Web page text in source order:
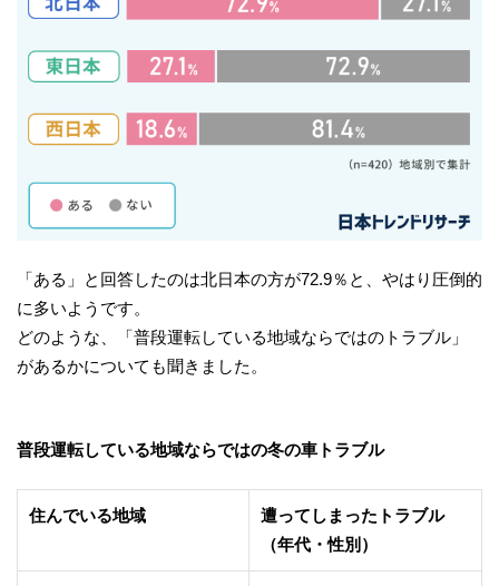
「ある」と回答したのは北日本の方が72.9％と、やはり圧倒的
に多いようです。
どのような、「普段運転している地域ならではのトラブル」
があるかについても聞きました。
普段運転している地域ならではの冬の車トラブル
住んでいる地域
遭ってしまったトラブル
（年代・性別）